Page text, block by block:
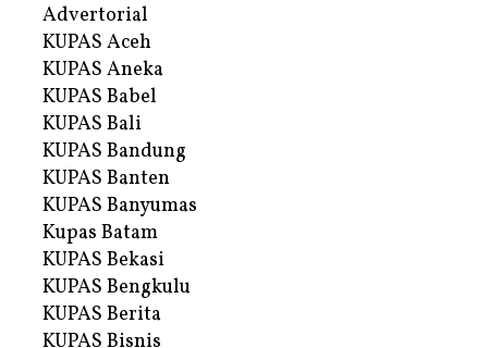
Advertorial
KUPAS Aceh
KUPAS Aneka
KUPAS Babel
KUPAS Bali
KUPAS Bandung
KUPAS Banten
KUPAS Banyumas
Kupas Batam
KUPAS Bekasi
KUPAS Bengkulu
KUPAS Berita
KUPAS Bisnis